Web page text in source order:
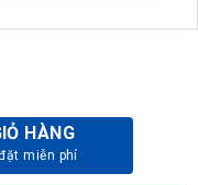
số lượng
HÀNG